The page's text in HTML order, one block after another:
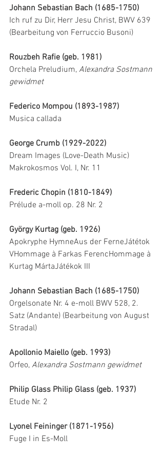
Johann Sebastian Bach (1685-1750)
Ich ruf zu Dir, Herr Jesu Christ, BWV 639
(Bearbeitung von Ferruccio Busoni)
Rouzbeh Rafie (geb. 1981)
Orchela Preludium, Alexandra Sostmann
gewidmet
Federico Mompou (1893-1987)
Musica callada
George Crumb (1929-2022)
Dream Images (Love-Death Music)
Makrokosmos Vol. I, Nr. 11
Frederic Chopin (1810-1849)
Prélude a-moll op. 28 Nr. 2
György Kurtag (geb. 1926)
Apokryphe HymneAus der FerneJátétok
VHommage à Farkas FerencHommage à
Kurtag MártaJátékok III
Johann Sebastian Bach (1685-1750)
Orgelsonate Nr. 4 e-moll BWV 528, 2.
Satz (Andante) (Bearbeitung von August
Stradal)
Apollonio Maiello (geb. 1993)
Orfeo, Alexandra Sostmann gewidmet
Philip Glass Philip Glass (geb. 1937)
Etude Nr. 2
Lyonel Feininger (1871-1956)
Fuge I in Es-Moll